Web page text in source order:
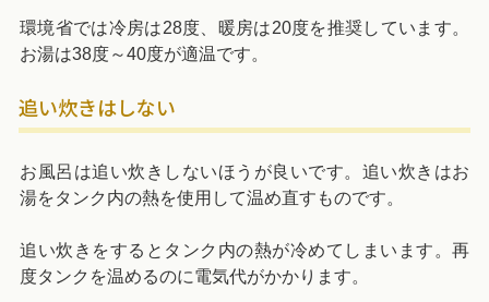
環境省では冷房は28度、暖房は20度を推奨しています。
お湯は38度～40度が適温です。
追い炊きはしない
お風呂は追い炊きしないほうが良いです。追い炊きはお
湯をタンク内の熱を使用して温め直すものです。
追い炊きをするとタンク内の熱が冷めてしまいます。再
度タンクを温めるのに電気代がかかります。